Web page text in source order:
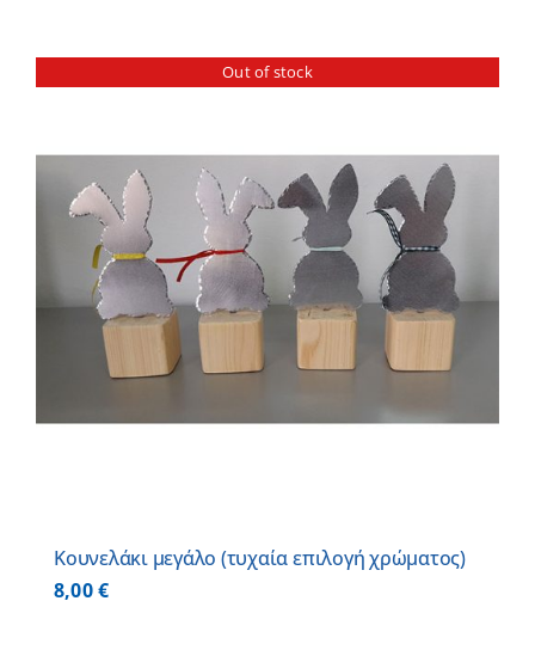
Out of stock
Κουνελάκι μεγάλο (τυχαία επιλογή χρώματος)
8,00€